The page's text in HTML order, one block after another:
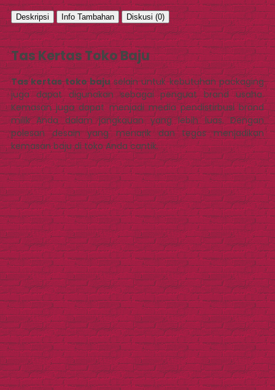
Deskripsi Info Tambahan Diskusi (0)
Tas Kertas Toko Baju
Tas kertas toko bajuselain untuk kebutuhan packaging
juga dapat digunakan sebagai penguat brand usaha.
Kemasan juga dapat menjadi media pendistirbusi brand
milik Anda dalam jangkauan yang lebih luas. Dengan
polesan desain yang menarik dan tegas menjadikan
kemasan baju di toko Anda cantik.